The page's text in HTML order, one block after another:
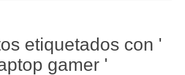
etiquetados con '
gamer '